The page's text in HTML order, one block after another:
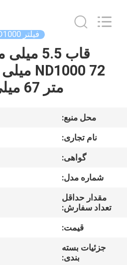
اصلی
درباره
کارخانه
کیفیت
Technology
فیلتر ND1000
قاب 5.5
متر 67 میلی متر
محل منبع:
نام تجاری:
گواهی:
شماره مدل:
مقدار حداقل
تعداد سفارش:
قیمت:
جزئیات بسته
بندی: